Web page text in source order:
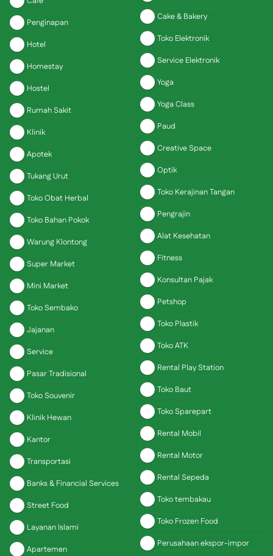
Penginapan
Hotel
Homestay
Hostel
Rumah Sakit
Klinik
Apotek
Tukang Urut
Toko Obat Herbal
Toko Bahan Pokok
Warung Klontong
Super Market
Mini Market
Toko Sembako
Jajanan
Service
Pasar Tradisional
Toko Souvenir
Klinik Hewan
Kantor
Transportasi
Banks & Financial Services
Street Food
Layanan Islami
Apartemen
Cake & Bakery
Toko Elektronik
Service Elektronik
Yoga
Yoga Class
Paud
Creative Space
Optik
Toko Kerajinan Tangan
Pengrajin
Alat Kesehatan
Fitness
Konsultan Pajak
Petshop
Toko Plastik
Toko ATK
Rental Play Station
Toko Baut
Toko Sparepart
Rental Mobil
Rental Motor
Rental Sepeda
Toko tembakau
Toko Frozen Food
Perusahaan ekspor-impor